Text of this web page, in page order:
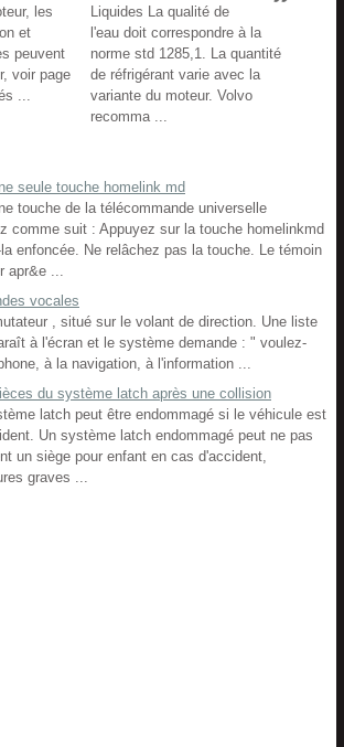
les
et
peuvent
voir page
...
Liquides La qualité de
l'eau doit correspondre à la
norme std 1285,1. La quantité
de réfrigérant varie avec la
variante du moteur. Volvo
recomma ...
seule touche homelink md
touche de la télécommande universelle
comme suit : Appuyez sur la touche homelinkmd
enfoncée. Ne relâchez pas la touche. Le témoin
apr&e ...
vocales
, situé sur le volant de direction. Une liste
à l'écran et le système demande : " voulez-
à la navigation, à l'information ...
du système latch après une collision
latch peut être endommagé si le véhicule est
Un système latch endommagé peut ne pas
un siège pour enfant en cas d'accident,
graves ...